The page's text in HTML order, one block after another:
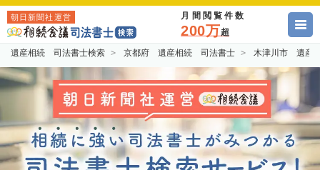
朝日新聞社運営 月間閲覧件数
200万超
遺産相続 司法書士検索 京都府 遺産相続 司法書士 木津川市 遺産